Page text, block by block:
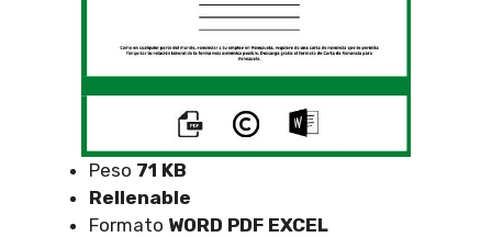
Peso 71 KB
Rellenable
Formato WORD PDF EXCEL